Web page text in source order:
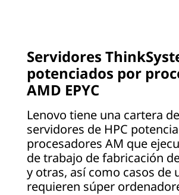
Servidores
potenciados por
AMD EPYC
Lenovo tiene una cartera de
servidores de HPC
procesadores AM que
de trabajo de fabricación
y otras, así como casos de
requieren súper